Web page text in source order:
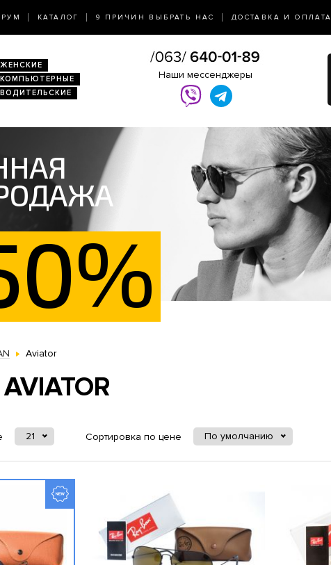
КАТАЛОГ 9 ПРИЧИН ВЫБРАТЬ НАС ДОСТАВКА И ОПЛАТА
ЖЕНСКИЕ
КОМПЬЮТЕРНЫЕ
ВОДИТЕЛЬСКИЕ
Наши мессенджеры
Aviator
21 Сортировка по цене По умолчанию